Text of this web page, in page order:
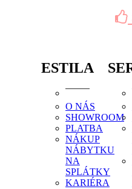
ESTILA
O NÁS
SHOWROOM
PLATBA
NÁKUP
NÁBYTKU
NA
SPLÁTKY
KARIÉRA